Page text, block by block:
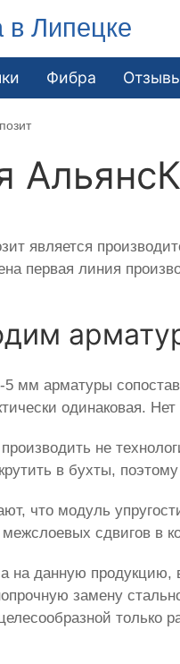
в Липецке
Фибра
является
первая линия
5 мм арматуры
одинаковая.
не
в бухты,
что модуль
сдвигов в
на данную
замену
только